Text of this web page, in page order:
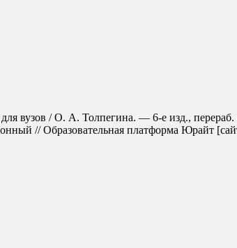
вузов / О. А. Толпегина. — 6-е изд.,
// Образовательная платформа Юрайт